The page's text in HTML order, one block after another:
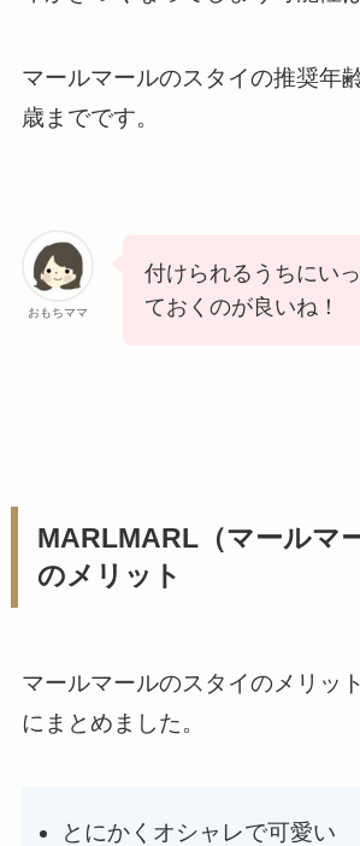
マールマールのスタイの推奨年
歳までです。
おもちママ
付けられるうちにい
ておくのが良いね！
MARLMARL（マールマ
のメリット
マールマールのスタイのメリッ
にまとめました。
とにかくオシャレで可愛い